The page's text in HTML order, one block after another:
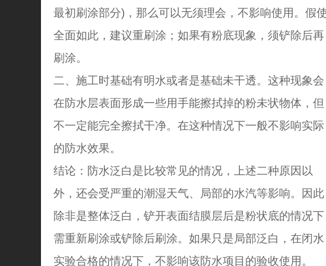
最初刷涂部分)，那么可以无须理会，不影响使用。假
全面如此，建议重刷涂；如果有粉底现象，须铲除后再
刷涂。
二、施工时基础有明水或者是基础未干透。这种现象会
在防水层表面形成一些用手能擦拭掉的粉未状物体，但
不一定能完全擦拭干净。在这种情况下一般不影响实际
的防水效果。
结论：防水泛白是比较常见的情况，上述二种原因以
外，还会受严重的潮湿天气、局部的水汽等影响。因此
除非是整体泛白，铲开表面结膜层后是粉状底的情况下
需重新刷涂或铲除后刷涂。如果只是局部泛白，在闭水
实验合格的情况下，不影响该防水项目的验收使用。